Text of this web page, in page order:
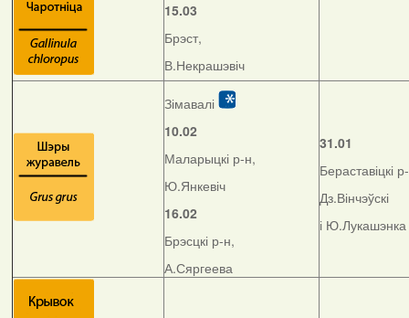
15.03
Брэст,
В.Некрашэвіч
Зімавалі
10.02
Маларыцкі р-н,
Ю.Янкевіч
16.02
Брэсцкі р-н,
А.Сяргеева
31.01
Бераставіцкі
Дз.Вінчэўскі
і Ю.Лукашэнка